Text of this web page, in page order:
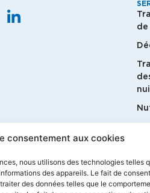
consentement aux cookies
nous utilisons des technologies telles
des appareils. Le fait de
des données telles que le
de